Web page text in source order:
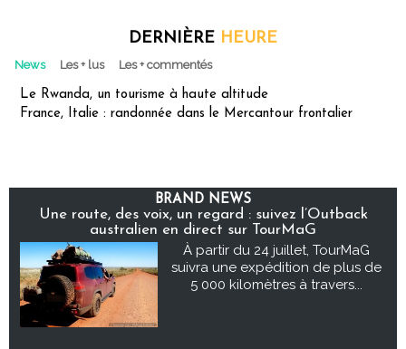
DERNIÈRE HEURE
News Les + lus Les + commentés
Le Rwanda, un tourisme à haute altitude
France, Italie : randonnée dans le Mercantour frontalier
BRAND NEWS
Une route, des voix, un regard : suivez l’Outback
australien en direct sur TourMaG
À partir du 24 juillet, TourMaG
suivra une expédition de plus de
5 000 kilomètres à travers...